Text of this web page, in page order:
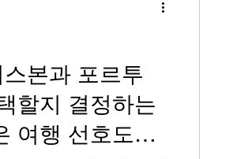
본과 포르투
할지 결정하는
여행 선호도에